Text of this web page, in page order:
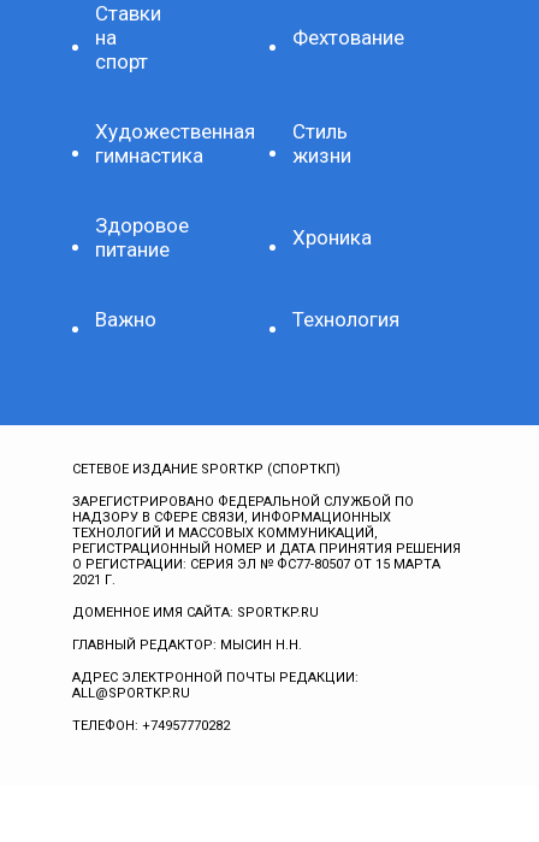
Ставки
на
спорт
Фехтование
Художественная
гимнастика
Стиль
жизни
Здоровое
питание
Хроника
Важно Технология
СЕТЕВОЕ ИЗДАНИЕ SPORTKP (СПОРТКП)
ЗАРЕГИСТРИРОВАНО ФЕДЕРАЛЬНОЙ СЛУЖБОЙ ПО
НАДЗОРУ В СФЕРЕ СВЯЗИ, ИНФОРМАЦИОННЫХ
ТЕХНОЛОГИЙ И МАССОВЫХ КОММУНИКАЦИЙ,
РЕГИСТРАЦИОННЫЙ НОМЕР И ДАТА ПРИНЯТИЯ РЕШЕНИЯ
О РЕГИСТРАЦИИ: СЕРИЯ ЭЛ № ФС77-80507 ОТ 15 МАРТА
2021 Г.
ДОМЕННОЕ ИМЯ САЙТА: SPORTKP.RU
ГЛАВНЫЙ РЕДАКТОР: МЫСИН Н.Н.
АДРЕС ЭЛЕКТРОННОЙ ПОЧТЫ РЕДАКЦИИ:
ALL@SPORTKP.RU
ТЕЛЕФОН: +74957770282